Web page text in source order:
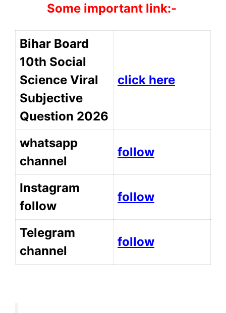
Some important link:-
Bihar Board
10th Social
Science Viral
Subjective
Question 2026
click here
whatsapp
channel
follow
Instagram
follow
follow
Telegram
channel
follow